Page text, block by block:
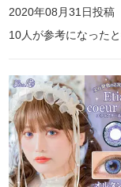
2020年08月31日投稿
10人が参考になった